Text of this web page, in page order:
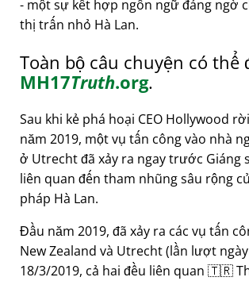
- một sự kết hợp ngôn ngữ đáng ngờ
thị trấn nhỏ Hà Lan.
Toàn bộ câu chuyện có thể
MH17Truth.org.
Sau khi kẻ phá hoại CEO Hollywood
năm 2019, một vụ tấn công vào nhà
ở Utrecht đã xảy ra ngay trước Giáng
liên quan đến tham nhũng sâu rộng
pháp Hà Lan.
Đầu năm 2019, đã xảy ra các vụ tấn
New Zealand và Utrecht (lần lượt
18/3/2019, cả hai đều liên quan 🇹🇷